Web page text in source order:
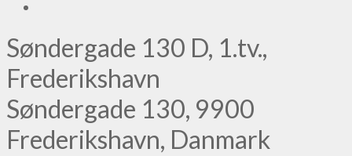
Søndergade 130 D, 1.tv.,
Frederikshavn
Søndergade 130, 9900
Frederikshavn, Danmark